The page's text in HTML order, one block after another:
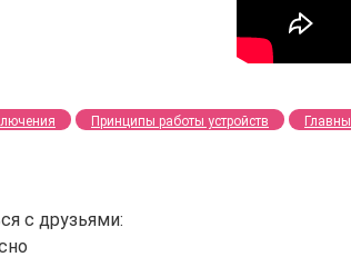
Принципы работы устройств
с друзьями: